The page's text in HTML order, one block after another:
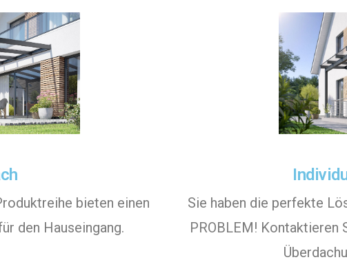
bieten einen
den Hauseingang.
Sie haben die perfekte
PROBLEM! Kontaktieren